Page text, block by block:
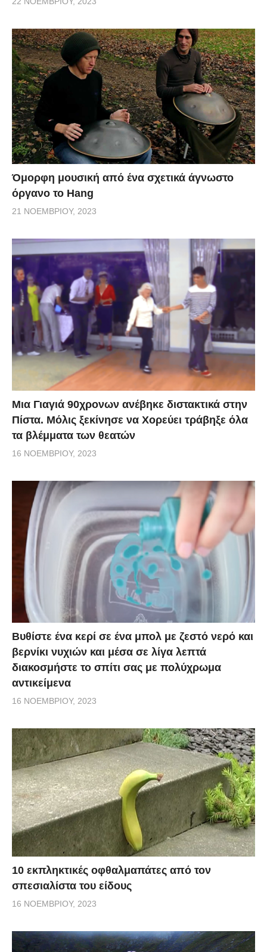
Όμορφη μουσική από ένα σχετικά άγνωστο
όργανο το Hang
21 ΝΟΕΜΒΡΊΟΥ, 2023
Μια Γιαγιά 90χρονων ανέβηκε διστακτικά στην
Πίστα. Μόλις ξεκίνησε να Χορεύει τράβηξε όλα
τα βλέμματα των θεατών
16 ΝΟΕΜΒΡΊΟΥ, 2023
Βυθίστε ένα κερί σε ένα μπολ με ζεστό νερό και
βερνίκι νυχιών και μέσα σε λίγα λεπτά
διακοσμήστε το σπίτι σας με πολύχρωμα
αντικείμενα
16 ΝΟΕΜΒΡΊΟΥ, 2023
10 εκπληκτικές οφθαλμαπάτες από τον
σπεσιαλίστα του είδους
16 ΝΟΕΜΒΡΊΟΥ, 2023